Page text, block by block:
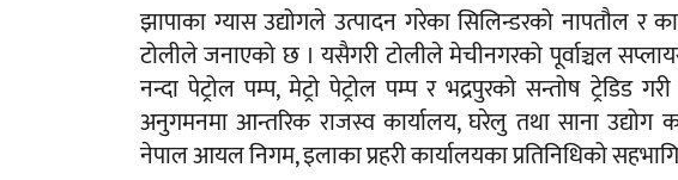
झापाका ग्यास उद्योगले उत्पादन गरेका सिलिन्डरको नापतौल
टोलीले जनाएको छ । यसैगरी टोलीले मेचीनगरको पूर्वाञ्चल
नन्दा पेट्रोल पम्प, मेट्रो पेट्रोल पम्प र भद्रपुरको सन्तोष ट्रेडिड
अनुगमनमा आन्तरिक राजस्व कार्यालय, घरेलु तथा साना उद्योग
नेपाल आयल निगम, इलाका प्रहरी कार्यालयका प्रतिनिधिको